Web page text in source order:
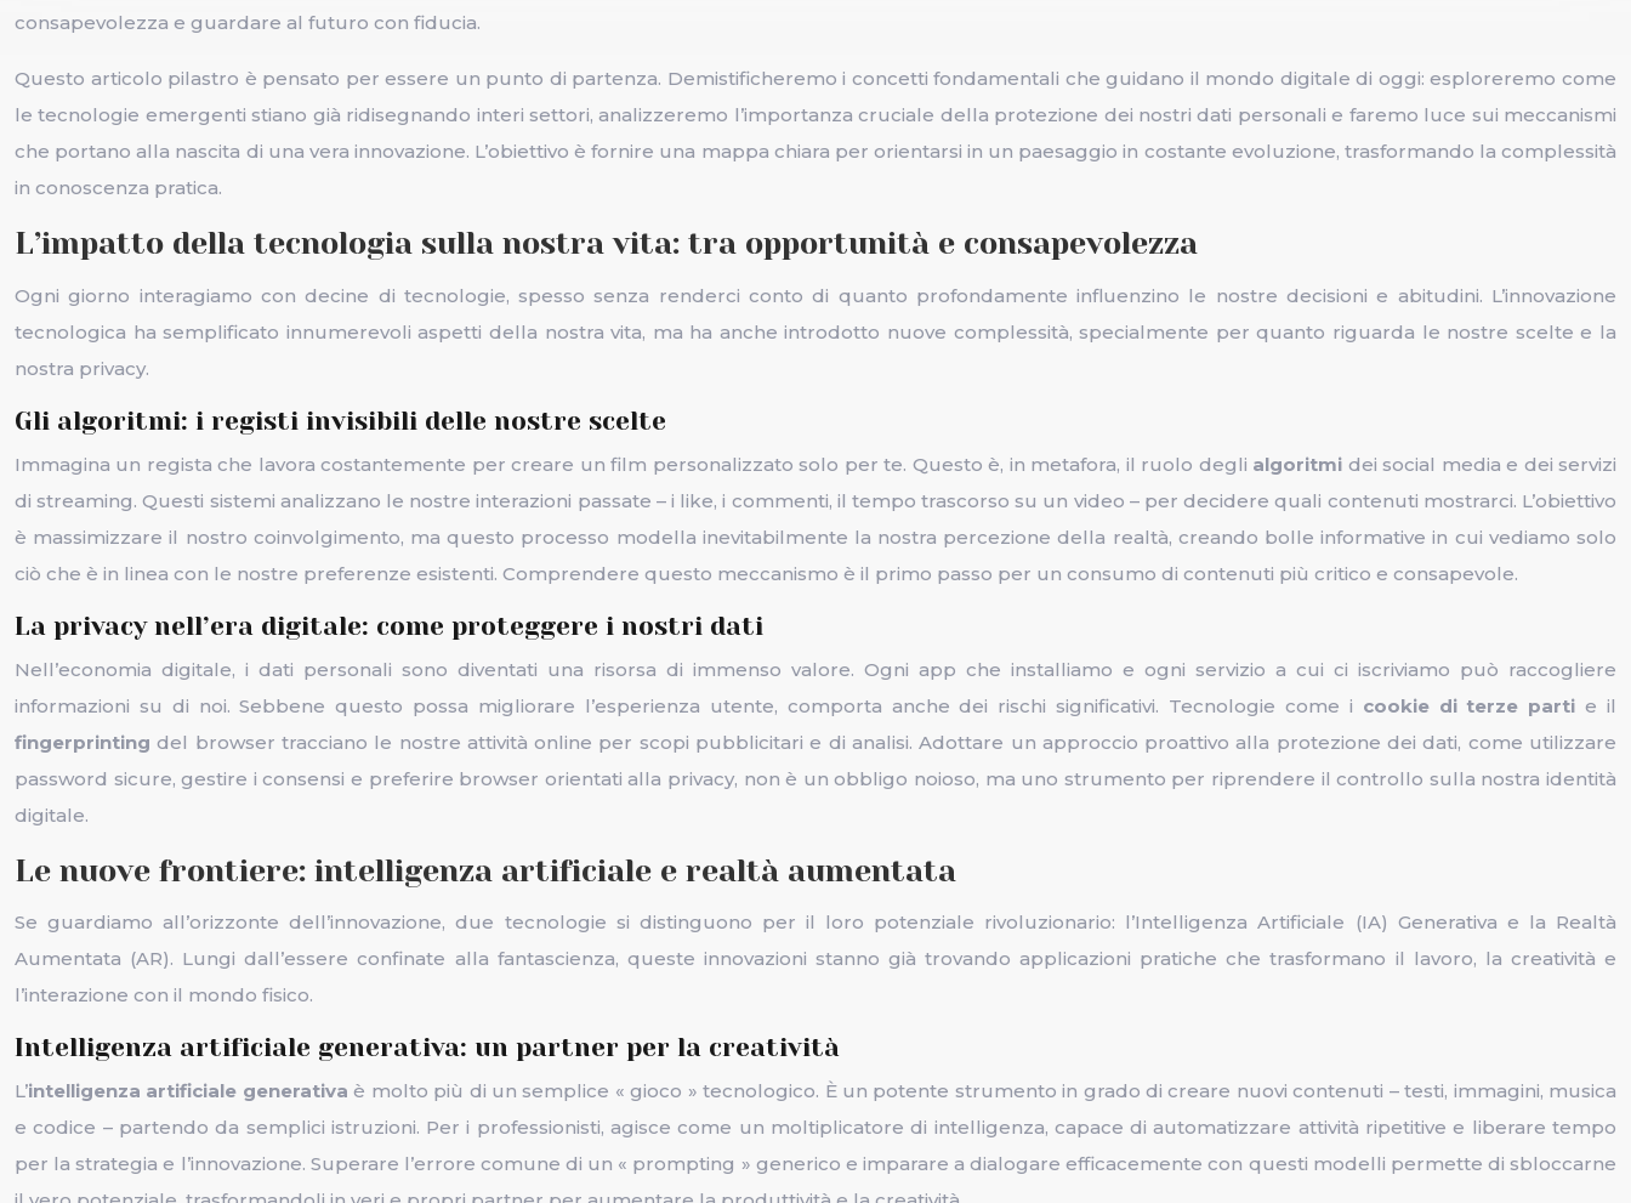
consapevolezza e guardare al futuro con fiducia.
Questo articolo pilastro è pensato per essere un punto di partenza. Demistificheremo i concetti fondamentali che guidano il mondo digitale di oggi: esploreremo come
le tecnologie emergenti stiano già ridisegnando interi settori, analizzeremo l’importanza cruciale della protezione dei nostri dati personali e faremo luce sui meccanismi
che portano alla nascita di una vera innovazione. L’obiettivo è fornire una mappa chiara per orientarsi in un paesaggio in costante evoluzione, trasformando la complessità
in conoscenza pratica.
L’impatto della tecnologia sulla nostra vita: tra opportunità e consapevolezza
Ogni giorno interagiamo con decine di tecnologie, spesso senza renderci conto di quanto profondamente influenzino le nostre decisioni e abitudini. L’innovazione
tecnologica ha semplificato innumerevoli aspetti della nostra vita, ma ha anche introdotto nuove complessità, specialmente per quanto riguarda le nostre scelte e la
nostra privacy.
Gli algoritmi: i registi invisibili delle nostre scelte
Immagina un regista che lavora costantemente per creare un film personalizzato solo per te. Questo è, in metafora, il ruolo degli algoritmi dei social media e dei servizi
di streaming. Questi sistemi analizzano le nostre interazioni passate – i like, i commenti, il tempo trascorso su un video – per decidere quali contenuti mostrarci. L’obiettivo
è massimizzare il nostro coinvolgimento, ma questo processo modella inevitabilmente la nostra percezione della realtà, creando bolle informative in cui vediamo solo
ciò che è in linea con le nostre preferenze esistenti. Comprendere questo meccanismo è il primo passo per un consumo di contenuti più critico e consapevole.
La privacy nell’era digitale: come proteggere i nostri dati
Nell’economia digitale, i dati personali sono diventati una risorsa di immenso valore. Ogni app che installiamo e ogni servizio a cui ci iscriviamo può raccogliere
informazioni su di noi. Sebbene questo possa migliorare l’esperienza utente, comporta anche dei rischi significativi. Tecnologie come i cookie di terze parti e il
fingerprinting del browser tracciano le nostre attività online per scopi pubblicitari e di analisi. Adottare un approccio proattivo alla protezione dei dati, come utilizzare
password sicure, gestire i consensi e preferire browser orientati alla privacy, non è un obbligo noioso, ma uno strumento per riprendere il controllo sulla nostra identità
digitale.
Le nuove frontiere: intelligenza artificiale e realtà aumentata
Se guardiamo all’orizzonte dell’innovazione, due tecnologie si distinguono per il loro potenziale rivoluzionario: l’Intelligenza Artificiale (IA) Generativa e la Realtà
Aumentata (AR). Lungi dall’essere confinate alla fantascienza, queste innovazioni stanno già trovando applicazioni pratiche che trasformano il lavoro, la creatività e
l’interazione con il mondo fisico.
Intelligenza artificiale generativa: un partner per la creatività
L’intelligenza artificiale generativa è molto più di un semplice « gioco » tecnologico. È un potente strumento in grado di creare nuovi contenuti – testi, immagini, musica
e codice – partendo da semplici istruzioni. Per i professionisti, agisce come un moltiplicatore di intelligenza, capace di automatizzare attività ripetitive e liberare tempo
per la strategia e l’innovazione. Superare l’errore comune di un « prompting » generico e imparare a dialogare efficacemente con questi modelli permette di sbloccarne